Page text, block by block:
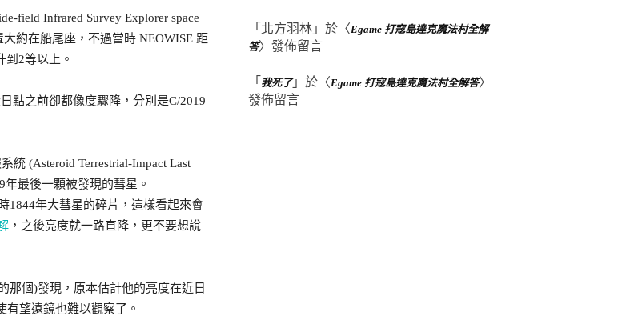
field Infrared Survey Explorer space
約在船尾座，不過當時 NEOWISE 距
2等以上。
點之前卻都像度驟降，分別是C/2019
統 (Asteroid Terrestrial-Impact Last
最後一顆被發現的彗星。
1844年大彗星的碎片，這樣看起來會
，之後亮度就一路直降，更不要想說
那個)發現，原本估計他的亮度在近日
望遠鏡也難以觀察了。
「 北方羽林 」於〈Egame 打寇島達克魔法村全解
答〉發佈留言
「 我死了」於〈Egame 打寇島達克魔法村全解答〉
發佈留言